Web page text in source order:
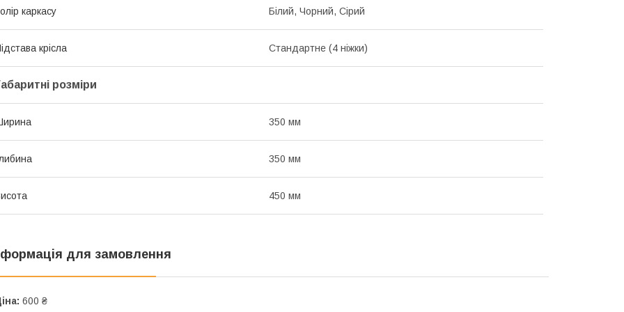
каркасу Білий, Чорний, Сірий
крісла Стандартне (4 ніжки)
розміри
350 мм
350 мм
450 мм
для замовлення
600 ₴